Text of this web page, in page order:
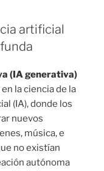
artificial
(IA generativa)
la ciencia de la
(IA), donde los
nuevos
música, e
no existían
autónoma